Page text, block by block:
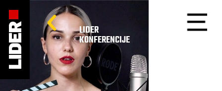
LIDER
KONFERENCIJE